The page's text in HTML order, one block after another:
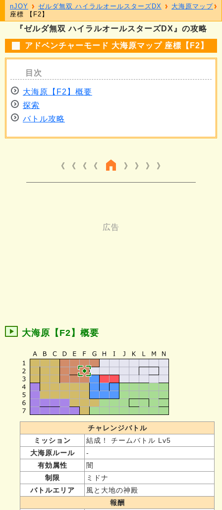
『ゼルダ無双 ハイラルオールスターズDX』の攻略
アドベンチャーモード 大海原マップ 座標【F2】
大海原【F2】概要
探索
バトル攻略
《 《 《 》 》 》
大海原【F2】概要
チャレンジバトル
ミッション
結成！ チームバトル Lv5
大海原ルール
-
有効属性
闇
制限
ミドナ
バトルエリア
風と大地の神殿
報酬
nJOY ゼルダ無双 ハイラルオールスターズDX
大海原マップ
座標 【F2】